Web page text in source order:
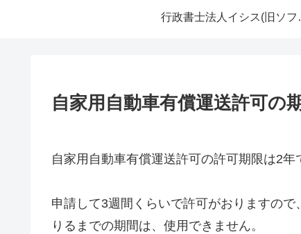
行政書
自家用自動車有償運送許可の
自家用自動車有償運送許可の許可期限は2年
申請して3週間くらいで許可がおりますの
りるまでの期間は、使用できません。